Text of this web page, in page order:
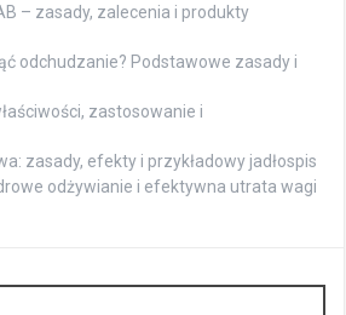
– zasady, zalecenia i produkty
odchudzanie? Podstawowe zasady i
zastosowanie i
zasady, efekty i przykładowy jadłospis
odżywianie i efektywna utrata wagi